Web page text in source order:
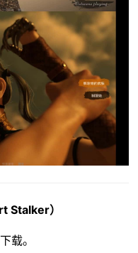
Stalker）
载。